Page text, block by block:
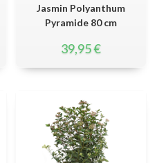
Jasmin Polyanthum
Pyramide 80 cm
39,95€